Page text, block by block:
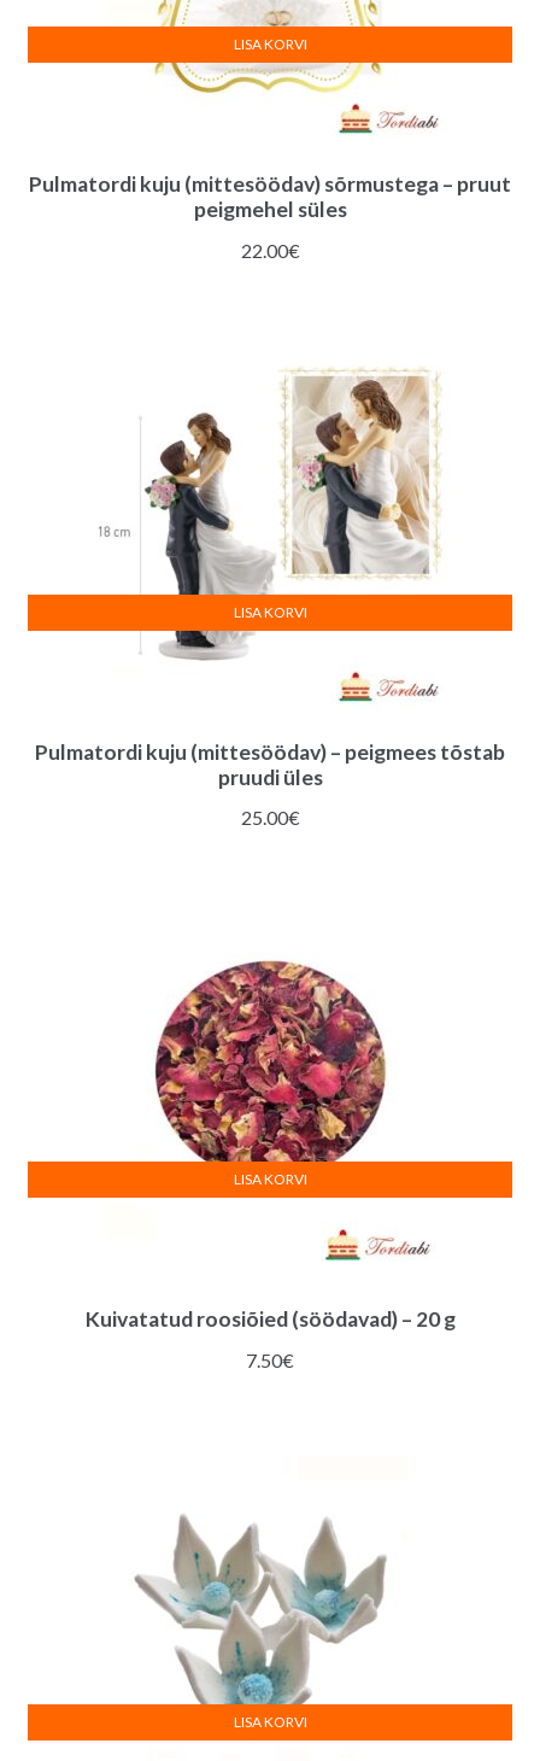
Pulmatordi kuju (mittesöödav) sõrmustega – pruut
peigmehel süles
22.00€
LISA KORVI
Pulmatordi kuju (mittesöödav) – peigmees tõstab
pruudi üles
25.00€
LISA KORVI
Kuivatatud roosiõied (söödavad) – 20 g
7.50€
LISA KORVI
LISA KORVI